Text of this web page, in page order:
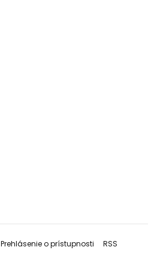
Prehlásenie o prístupnosti RSS